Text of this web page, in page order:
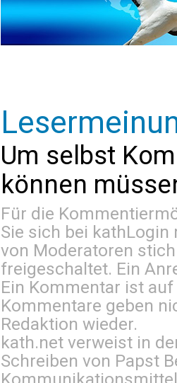
Um selbst
können
Für die
Sie sich bei kathLogin
von Moderatoren
freigeschaltet. Ein
Ein Kommentar ist
Kommentare geben
Redaktion wieder.
kath.net verweist in
Schreiben von Papst